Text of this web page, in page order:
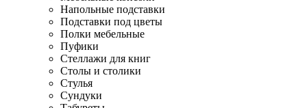
Напольные подставки
Подставки под цветы
Полки мебельные
Пуфики
Стеллажи для книг
Столы и столики
Стулья
Сундуки